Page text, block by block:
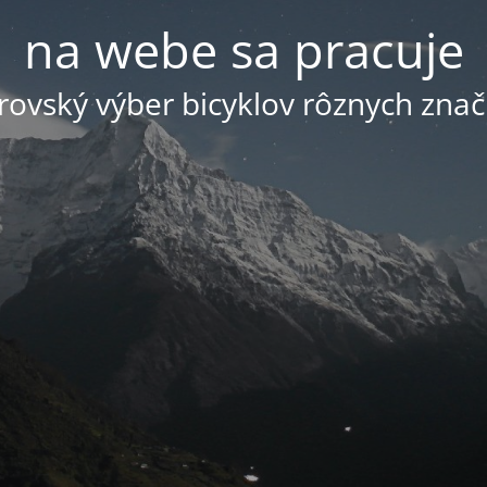
na webe sa pracuje
výber bicyklov rôznych